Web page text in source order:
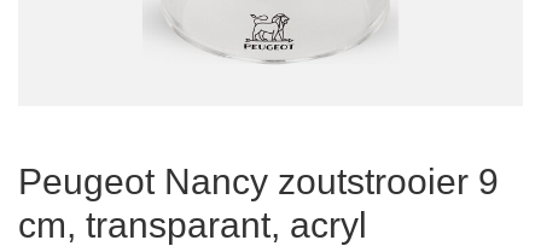
Peugeot Nancy zoutstrooier 9
cm, transparant, acryl